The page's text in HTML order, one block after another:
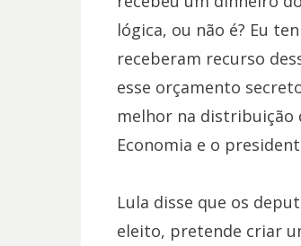
lógica, ou não é? Eu
receberam recurso
esse orçamento
melhor na distribuição
Economia e o
Lula disse que os
eleito, pretende criar